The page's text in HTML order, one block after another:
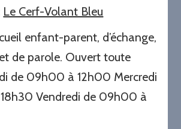
Le Cerf-Volant Bleu
enfant-parent, d’échange,
de parole. Ouvert toute
de 09h00 à 12h00 Mercredi
Vendredi de 09h00 à